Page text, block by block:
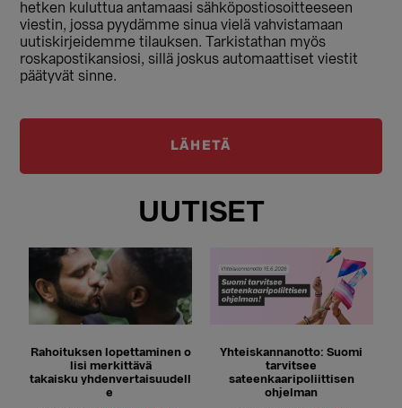
hetken kuluttua antamaasi sähköpostiosoitteeseen
viestin, jossa pyydämme sinua vielä vahvistamaan
uutiskirjeidemme tilauksen. Tarkistathan myös
roskapostikansiosi, sillä joskus automaattiset viestit
päätyvät sinne.
UUTISET
Rahoituksen lopettaminen o
lisi merkittävä
takaisku yhdenvertaisuudell
e
Yhteiskannanotto: Suomi
tarvitsee
sateenkaaripoliittisen
ohjelman